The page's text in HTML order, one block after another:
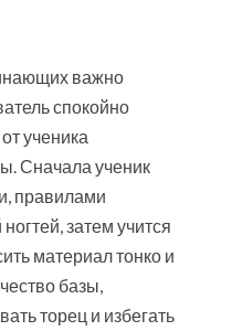
важно
спокойно
ученика
Сначала ученик
правилами
затем учится
материал тонко и
базы,
торец и избегать